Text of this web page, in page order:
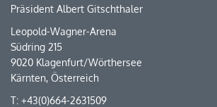
Präsident Albert Gitschthaler
Leopold-Wagner-Arena
Südring 215
9020 Klagenfurt/Wörthersee
Kärnten, Österreich
T: +43(0)664-2631509